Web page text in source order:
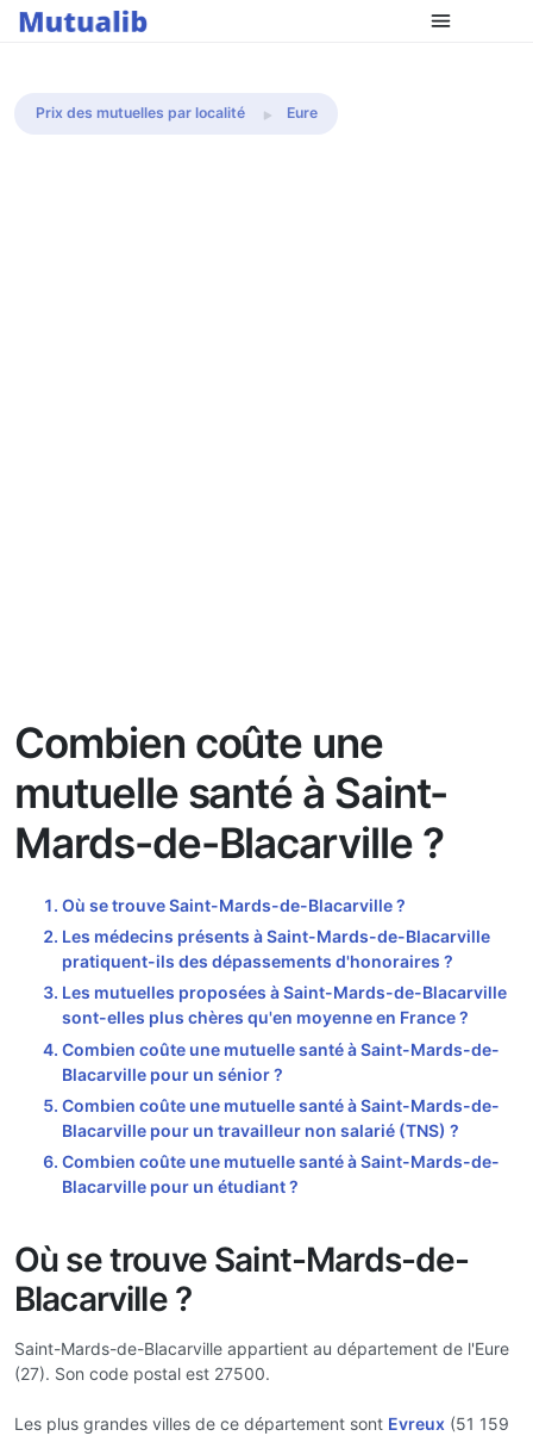
Comparer les mutuelles
Prix des mutuelles par localité Eure
Combien coûte une
mutuelle santé à Saint-
Mards-de-Blacarville ?
Où se trouve Saint-Mards-de-Blacarville ?
Les médecins présents à Saint-Mards-de-Blacarville
pratiquent-ils des dépassements d'honoraires ?
Les mutuelles proposées à Saint-Mards-de-Blacarville
sont-elles plus chères qu'en moyenne en France ?
Combien coûte une mutuelle santé à Saint-Mards-de-
Blacarville pour un sénior ?
Combien coûte une mutuelle santé à Saint-Mards-de-
Blacarville pour un travailleur non salarié (TNS) ?
Combien coûte une mutuelle santé à Saint-Mards-de-
Blacarville pour un étudiant ?
Où se trouve Saint-Mards-de-
Blacarville ?
Saint-Mards-de-Blacarville appartient au département de l'Eure
(27). Son code postal est 27500.
Les plus grandes villes de ce département sont Evreux (51 159